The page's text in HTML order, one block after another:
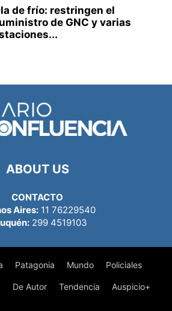
de frío: restringen el
de GNC y varias
ABOUT US
CONTACTO
Aires: 11 76229540
299 4519103
Patagonia Mundo Policiales
De Autor Tendencia Auspicio+